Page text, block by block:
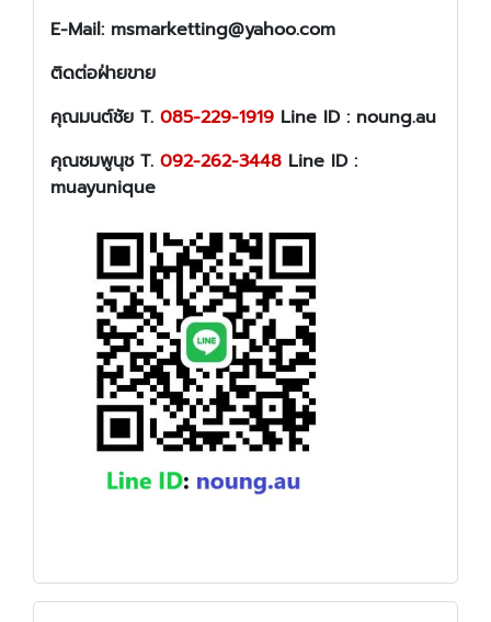
E-Mail: msmarketting@yahoo.com
ติดต่อฝ่ายขาย
คุณมนต์ชัย T. 085-229-1919 Line ID : noung.au
คุณชมพูนุช T. 092-262-3448 Line ID :
muayunique